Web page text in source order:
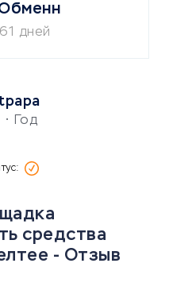
• Год
средства
- Отзыв
дней